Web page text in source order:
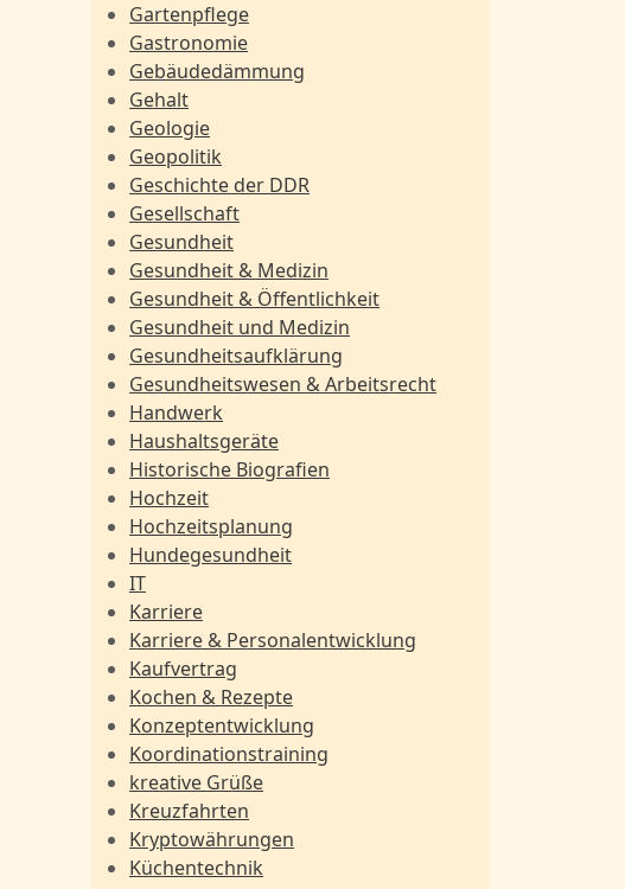
Gartenpflege
Gastronomie
Gebäudedämmung
Gehalt
Geologie
Geopolitik
Geschichte der DDR
Gesellschaft
Gesundheit
Gesundheit & Medizin
Gesundheit & Öffentlichkeit
Gesundheit und Medizin
Gesundheitsaufklärung
Gesundheitswesen & Arbeitsrecht
Handwerk
Haushaltsgeräte
Historische Biografien
Hochzeit
Hochzeitsplanung
Hundegesundheit
IT
Karriere
Karriere & Personalentwicklung
Kaufvertrag
Kochen & Rezepte
Konzeptentwicklung
Koordinationstraining
kreative Grüße
Kreuzfahrten
Kryptowährungen
Küchentechnik